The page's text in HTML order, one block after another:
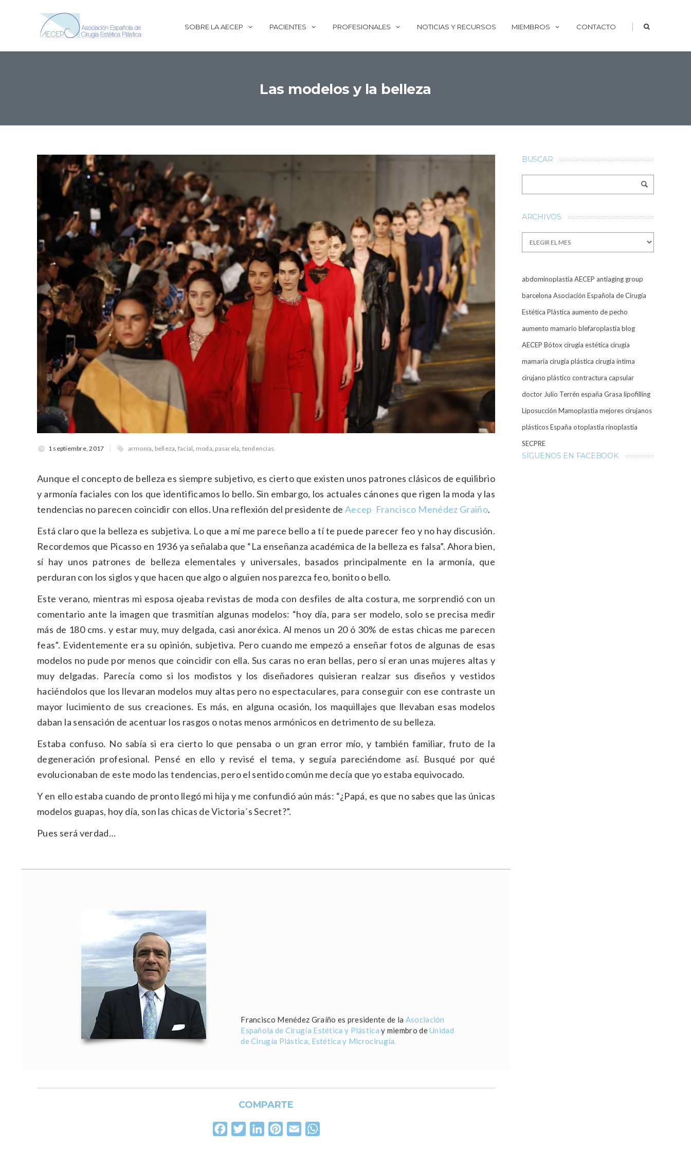
SOBRE LA AECEP PACIENTES PROFESIONALES NOTICIAS Y RECURSOS MIEMBROS CONTACTO |
Las modelos y la belleza
1 septiembre, 2017 armonía belleza facial moda pasarela tendencias
Aunque el concepto de belleza es siempre subjetivo, es cierto que existen unos patrones clásicos de equilibrio
y armonía faciales con los que identificamos lo bello. Sin embargo, los actuales cánones que rigen la moda y las
tendencias no parecen coincidir con ellos. Una reflexión del presidente de Aecep Francisco Menédez Graiño.
Está claro que la belleza es subjetiva. Lo que a mí me parece bello a tí te puede parecer feo y no hay discusión.
Recordemos que Picasso en 1936 ya señalaba que “La enseñanza académica de la belleza es falsa”. Ahora bien,
sí hay unos patrones de belleza elementales y universales, basados principalmente en la armonía, que
perduran con los siglos y que hacen que algo o alguien nos parezca feo, bonito o bello.
Este verano, mientras mi esposa ojeaba revistas de moda con desfiles de alta costura, me sorprendió con un
comentario ante la imagen que trasmitían algunas modelos: “hoy día, para ser modelo, solo se precisa medir
más de 180 cms. y estar muy, muy delgada, casi anoréxica. Al menos un 20 ó 30% de estas chicas me parecen
feas”. Evidentemente era su opinión, subjetiva. Pero cuando me empezó a enseñar fotos de algunas de esas
modelos no pude por menos que coincidir con ella. Sus caras no eran bellas, pero sí eran unas mujeres altas y
muy delgadas. Parecía como si los modistos y los diseñadores quisieran realzar sus diseños y vestidos
haciéndolos que los llevaran modelos muy altas pero no espectaculares, para conseguir con ese contraste un
mayor lucimiento de sus creaciones. Es más, en alguna ocasión, los maquillajes que llevaban esas modelos
daban la sensación de acentuar los rasgos o notas menos armónicos en detrimento de su belleza.
Estaba confuso. No sabía si era cierto lo que pensaba o un gran error mío, y también familiar, fruto de la
degeneración profesional. Pensé en ello y revisé el tema, y seguía pareciéndome así. Busqué por qué
evolucionaban de este modo las tendencias, pero el sentido común me decía que yo estaba equivocado.
Y en ello estaba cuando de pronto llegó mi hija y me confundió aún más: “¿Papá, es que no sabes que las únicas
modelos guapas, hoy día, son las chicas de Victoria´s Secret?”.
Pues será verdad…
Francisco Menédez Graíño es presidente de la Asociación
Española de Cirugía Estética y Plásticay miembro deUnidad
de Cirugía Plástica, Estética y Microcirugía.
COMPARTE
FacebookTwitterLinkedInPinterest
Email
BUSCAR
ARCHIVOS
Archivos
abdominoplastia AECEP antiaging group
barcelona Asociación Española de Cirugía
Estética Plástica aumento de pecho
aumento mamario blefaroplastia blog
AECEP Bótox cirugía estética cirugía
mamaria cirugía plástica cirugía íntima
cirujano plástico contractura capsular
doctor Julio Terrén españa Grasa lipofilling
Liposucción Mamoplastia mejores cirujanos
plásticos España otoplastia rinoplastia
SECPRE
SÍGUENOS EN FACEBOOK